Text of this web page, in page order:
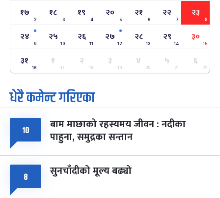
सोम
अन्तराष्ट्रिय नारी दिवस
फाल्गुन २४, २०८३- Mar 8, 2027
७ महिना बाँकी
२५
मंगल
ग्याल्पो ल्होसार
फाल्गुन २५, २०८३ Mar 9, 2027
७ महिना बाँकी
७
आइत
पूर्णिमा व्रत
चैत्र ७, २०८३-Mar 21, 2027
८ फागुपूर्णिमा
चैत्र ८, २०८३-Mar 22, 2027
७ महिना बाँकी
१७
2
१८
3
१९
4
२०
5
२१
6
२२
7
२३
8
२४
9
२५
10
२६
11
२७
12
२८
13
२९
14
३०
15
३१
16
१
17
२
18
३
19
४
20
५
21
६
22
धेरै कमेन्ट गरिएका
१० बाम माछाको रहस्यमय जीवन : नदीका
पाहुना, समुद्रका सन्तान
८ सुनचाँदीको मूल्य बढ्यो